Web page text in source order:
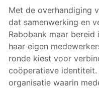
Met de overhandiging
dat samenwerking en
Rabobank maar
haar eigen
ronde kiest voor
coöperatieve identiteit.
organisatie waarin